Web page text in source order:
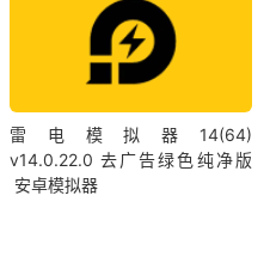
雷电模拟器14(64)
v14.0.22.0 去广告绿色纯净版
安卓模拟器